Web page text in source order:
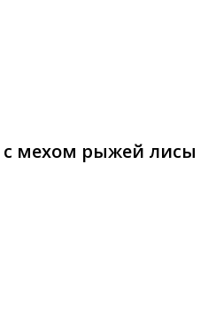
с мехом рыжей лисы